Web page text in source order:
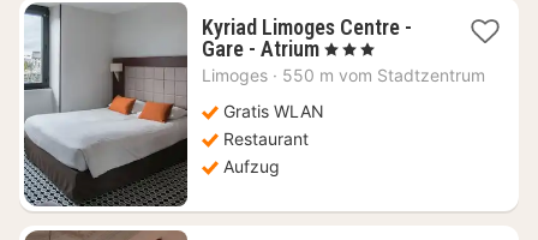
Kyriad Limoges Centre -
Gare - Atrium1
Nacht
56,34
, 3 Sterne
Limoges · 550 m vom Stadtzentrum
Gratis WLAN
Restaurant
Aufzug